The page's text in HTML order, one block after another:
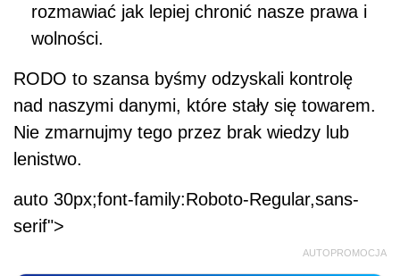
rozmawiać jak lepiej chronić nasze prawa i
wolności.
RODO to szansa byśmy odzyskali kontrolę
nad naszymi danymi, które stały się towarem.
Nie zmarnujmy tego przez brak wiedzy lub
lenistwo.
auto 30px;font-family:Roboto-Regular,sans-
serif">
AUTOPROMOCJA